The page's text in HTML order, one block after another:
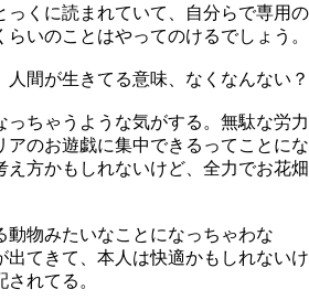
っくに読まれていて、自分らで専用の
いのことはやってのけるでしょう。
間が生きてる意味、なくなんない？
ちゃうような気がする。無駄な労力
アのお遊戯に集中できるってことにな
え方かもしれないけど、全力でお花畑
物みたいなことになっちゃわな
てきて、本人は快適かもしれないけ
れてる。